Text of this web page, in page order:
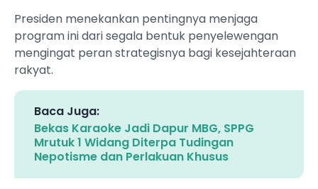
Presiden menekankan pentingnya menjaga
program ini dari segala bentuk penyelewengan
mengingat peran strategisnya bagi kesejahteraan
rakyat.
Baca Juga:
Bekas Karaoke Jadi Dapur MBG, SPPG
Mrutuk 1 Widang Diterpa Tudingan
Nepotisme dan Perlakuan Khusus